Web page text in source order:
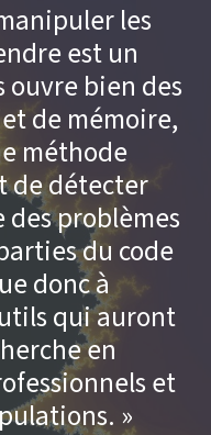
les
est un
bien des
de mémoire,
méthode
de détecter
des problèmes
du code
donc à
qui auront
en
et